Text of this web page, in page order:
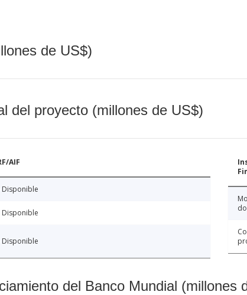
de US$)
del proyecto (millones de US$)
AIF
Disponible
Disponible
Disponible
del Banco Mundial (millones